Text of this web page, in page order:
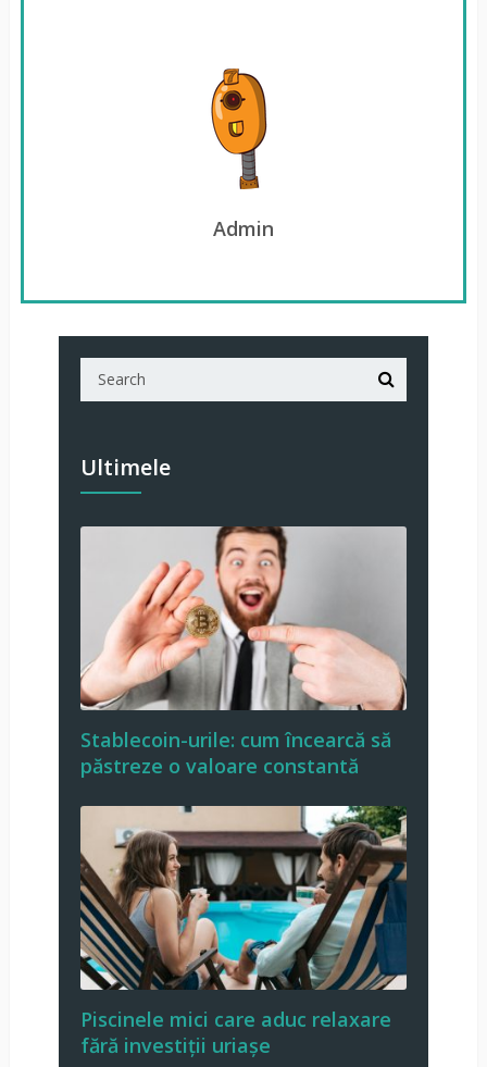
Admin
Ultimele
Stablecoin-urile: cum încearcă să
păstreze o valoare constantă
Piscinele mici care aduc relaxare
fără investiții uriașe